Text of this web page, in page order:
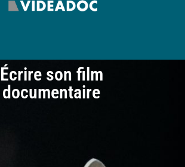
Écrire son film
documentaire